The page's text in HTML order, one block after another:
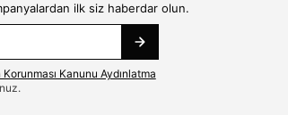
ilk siz haberdar olun.
Kanunu Aydınlatma